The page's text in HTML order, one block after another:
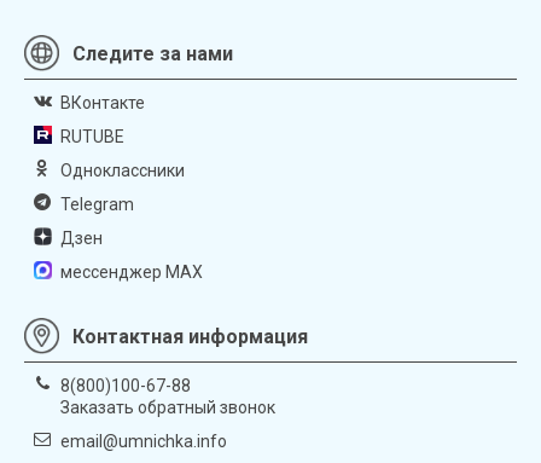
Следите за нами
ВКонтакте
RUTUBE
Одноклассники
Telegram
Дзен
мессенджер MAX
Контактная информация
8(800)100-67-88
Заказать обратный звонок
email@umnichka.info